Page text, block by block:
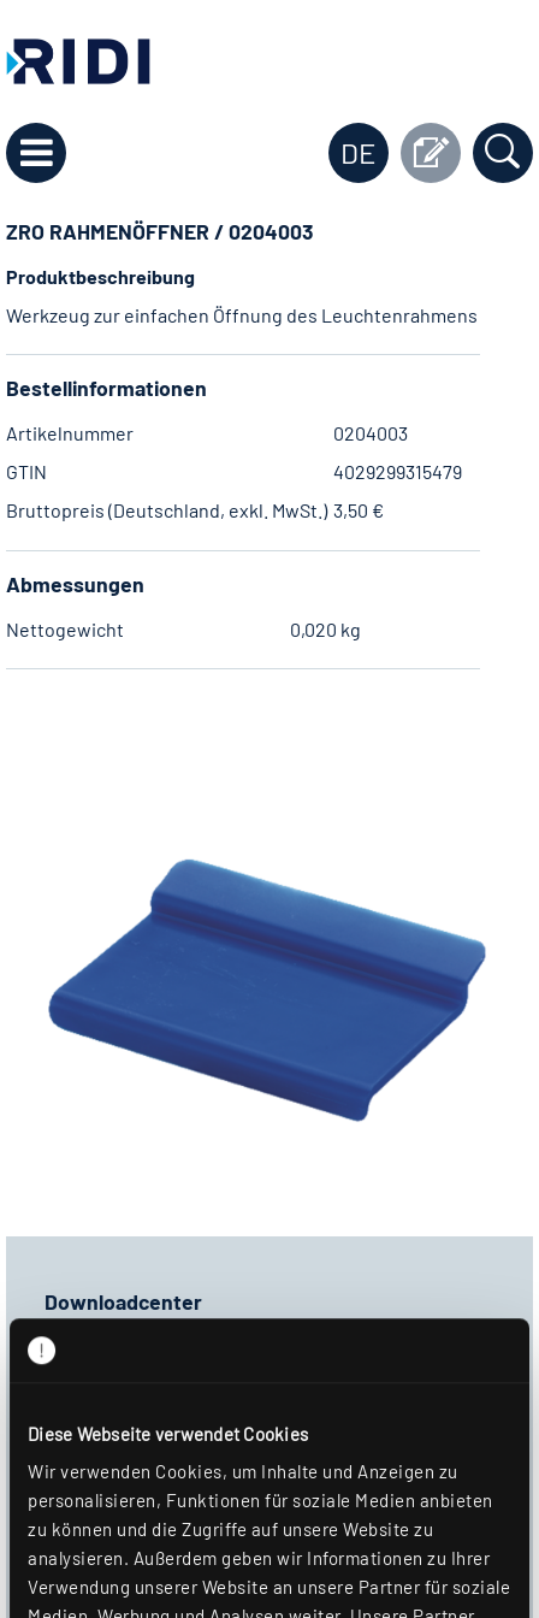
Diese Webseite verwendet Cookies
Wir verwenden Cookies, um Inhalte und Anzeigen zu
personalisieren, Funktionen für soziale Medien anbieten
zu können und die Zugriffe auf unsere Website zu
analysieren. Außerdem geben wir Informationen zu Ihrer
Verwendung unserer Website an unsere Partner für soziale
DE
ZRO RAHMENÖFFNER / 0204003
Produktbeschreibung
Werkzeug zur einfachen Öffnung des Leuchtenrahmens
Bestellinformationen
Artikelnummer
0204003
GTIN
4029299315479
Bruttopreis (Deutschland, exkl. MwSt.) 3,50 €
Abmessungen
Nettogewicht 0,020 kg
Downloadcenter
GAEB-X81
Produktbild
Datenblatt
DOWNLOAD